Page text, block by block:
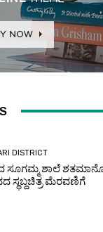
DISTRICT
ಸೂಗಮ್ಮ ಶಾಲೆ
ಸ್ಥಬ್ದಚಿತ್ರ ಮೆರವಣಿಗೆ